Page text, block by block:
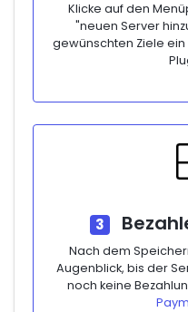
Klicke auf den
"neuen Server
gewünschten Ziele
3
Nach dem
Augenblick, bis der
noch keine